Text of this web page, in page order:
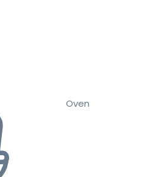
Oven